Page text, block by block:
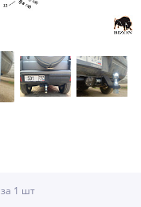
за 1 шт